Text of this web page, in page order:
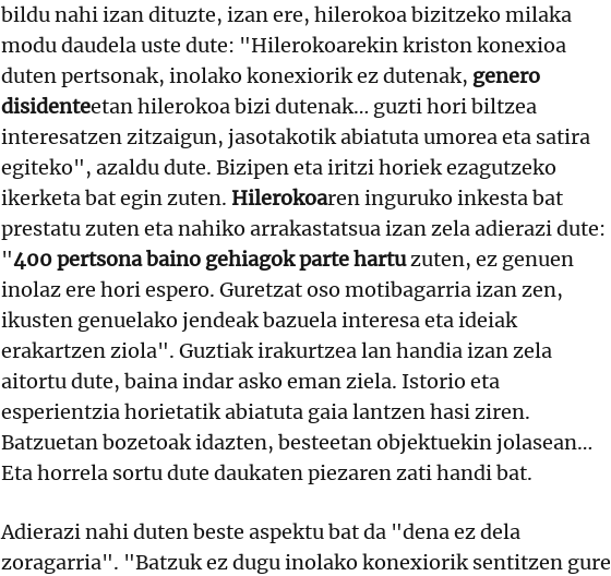
bildu nahi izan dituzte, izan ere, hilerokoa bizitzeko milaka
modu daudela uste dute: "Hilerokoarekin kriston konexioa
duten pertsonak, inolako konexiorik ez dutenak, genero
disidenteetan hilerokoa bizi dutenak… guzti hori biltzea
interesatzen zitzaigun, jasotakotik abiatuta umorea eta satira
egiteko", azaldu dute. Bizipen eta iritzi horiek ezagutzeko
ikerketa bat egin zuten. Hilerokoaren inguruko inkesta bat
prestatu zuten eta nahiko arrakastatsua izan zela adierazi dute:
"400 pertsona baino gehiagok parte hartuzuten, ez genuen
inolaz ere hori espero. Guretzat oso motibagarria izan zen,
ikusten genuelako jendeak bazuela interesa eta ideiak
erakartzen ziola". Guztiak irakurtzea lan handia izan zela
aitortu dute, baina indar asko eman ziela. Istorio eta
esperientzia horietatik abiatuta gaia lantzen hasi ziren.
Batzuetan bozetoak idazten, besteetan objektuekin jolasean…
Eta horrela sortu dute daukaten piezaren zati handi bat.
Adierazi nahi duten beste aspektu bat da "dena ez dela
zoragarria". "Batzuk ez dugu inolako konexiorik sentitzen gure